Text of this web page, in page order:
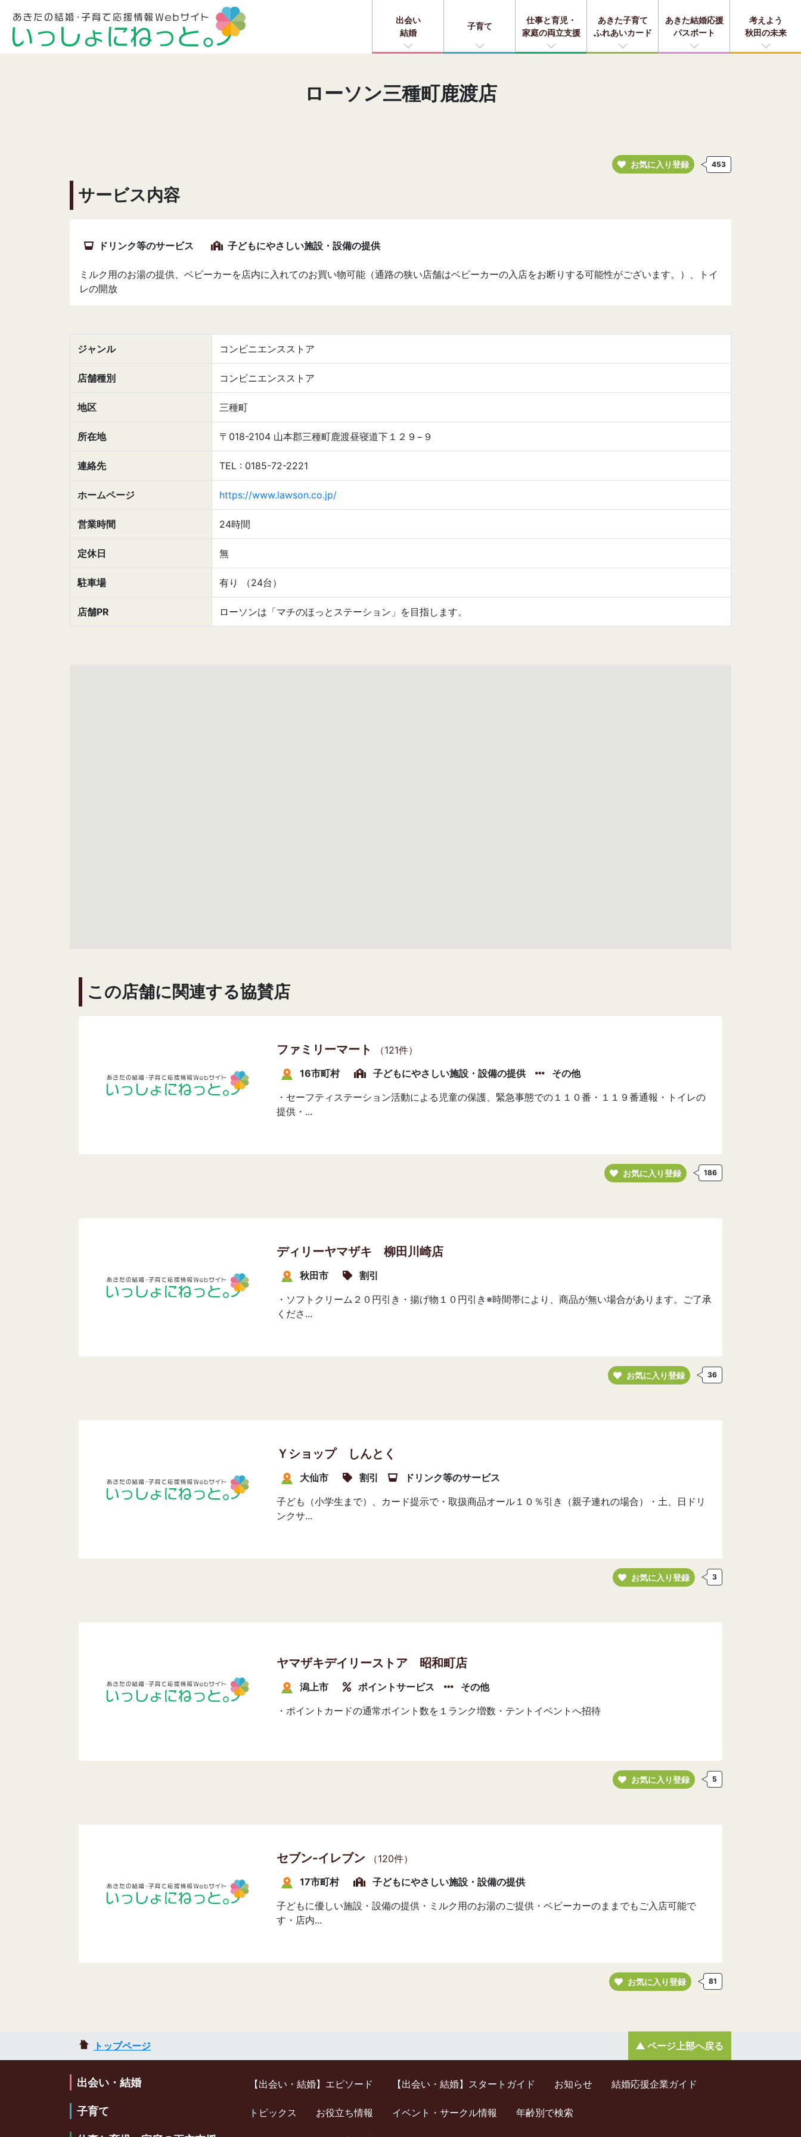
出会い
結婚
子育て
仕事と育児・
家庭の両立支援
あきた子育て
ふれあいカード
あきた結婚応援
パスポート
考えよう
秋田の未来
ローソン三種町鹿渡店
お気に入り登録 453
サービス内容
ドリンク等のサービス 子どもにやさしい施設・設備の提供
ミルク用のお湯の提供、ベビーカーを店内に入れてのお買い物可能（通路の狭い店舗はベビーカーの入店をお断りする可能性がございます。）、トイ
レの開放
ジャンル コンビニエンスストア
店舗種別 コンビニエンスストア
地区 三種町
所在地 〒018-2104 山本郡三種町鹿渡昼寝道下１２９−９
連絡先 TEL : 0185-72-2221
ホームページ https://www.lawson.co.jp/
営業時間 24時間
定休日 無
駐車場 有り （24台）
店舗PR ローソンは「マチのほっとステーション」を目指します。
この店舗に関連する協賛店
ファミリーマート
（121件）
16市町村
子どもにやさしい施設・設備の提供
その他
・セーフティステーション活動による児童の保護、緊急事態での１１０番・１１９番通報・トイレの
提供・...
お気に入り登録 186
ディリーヤマザキ 柳田川崎店
秋田市
割引
・ソフトクリーム２０円引き・揚げ物１０円引き※時間帯により、商品が無い場合があります。ご了承
くださ...
お気に入り登録 36
Ｙショップ しんとく
大仙市 割引
ドリンク等のサービス
子ども（小学生まで）、カード提示で・取扱商品オール１０％引き（親子連れの場合）・土、日ドリ
ンクサ...
お気に入り登録 3
ヤマザキデイリーストア 昭和町店
潟上市 ポイントサービス
その他
・ポイントカードの通常ポイント数を１ランク増数・テントイベントへ招待
お気に入り登録 5
セブン‐イレブン
（120件）
17市町村
子どもにやさしい施設・設備の提供
子どもに優しい施設・設備の提供・ミルク用のお湯のご提供・ベビーカーのままでもご入店可能で
す・店内...
お気に入り登録 81
トップページ ページ上部へ戻る
出会い・結婚 【出会い・結婚】エピソード 【出会い・結婚】スタートガイド お知らせ 結婚応援企業ガイド
子育て トピックス お役立ち情報 イベント・サークル情報 年齢別で検索